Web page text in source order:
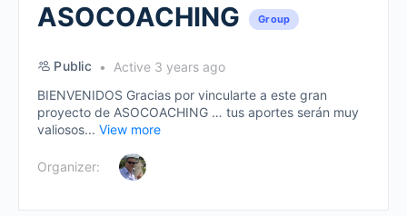
ASOCOACHING Group
Public
Active 3 years ago
BIENVENIDOS Gracias por vincularte a este gran
proyecto de ASOCOACHING … tus aportes serán muy
valiosos... View more
Organizer: